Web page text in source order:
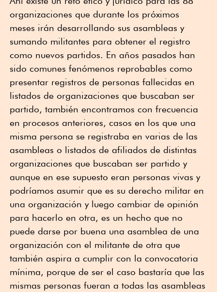
organizaciones que durante los próximos
meses irán desarrollando sus asambleas y
sumando militantes para obtener el registro
como nuevos partidos. En años pasados han
sido comunes fenómenos reprobables como
presentar registros de personas fallecidas en
listados de organizaciones que buscaban ser
partido, también encontramos con frecuencia
en procesos anteriores, casos en los que una
misma persona se registraba en varias de las
asambleas o listados de afiliados de distintas
organizaciones que buscaban ser partido y
aunque en ese supuesto eran personas vivas y
podríamos asumir que es su derecho militar en
una organización y luego cambiar de opinión
para hacerlo en otra, es un hecho que no
puede darse por buena una asamblea de una
organización con el militante de otra que
también aspira a cumplir con la convocatoria
mínima, porque de ser el caso bastaría que las
mismas personas fueran a todas las asambleas